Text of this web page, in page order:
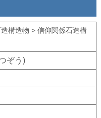
構造物 > 信仰関係石造構
ぞう)